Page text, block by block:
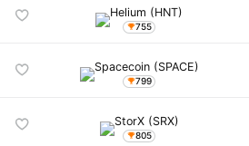
755
799
805